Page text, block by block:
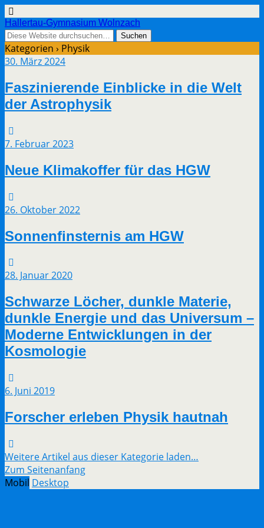
Hallertau-Gymnasium Wolnzach
Kategorien › Physik
30. März 2024
Faszinierende Einblicke in die Welt
der Astrophysik
7. Februar 2023
Neue Klimakoffer für das HGW
26. Oktober 2022
Sonnenfinsternis am HGW
28. Januar 2020
Schwarze Löcher, dunkle Materie,
dunkle Energie und das Universum –
Moderne Entwicklungen in der
Kosmologie
6. Juni 2019
Forscher erleben Physik hautnah
Weitere Artikel aus dieser Kategorie laden…
Zum Seitenanfang
Mobil Desktop